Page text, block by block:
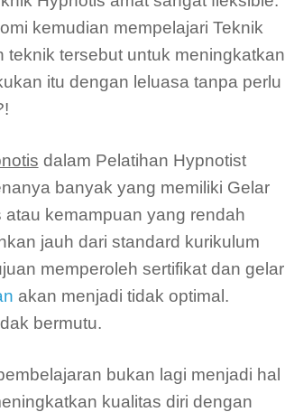
kemudian mempelajari Teknik
tersebut untuk meningkatkan
itu dengan leluasa tanpa perlu
dalam Pelatihan Hypnotist
banyak yang memiliki Gelar
kemampuan yang rendah
jauh dari standard kurikulum
memperoleh sertifikat dan gelar
akan menjadi tidak optimal.
bermutu.
bukan lagi menjadi hal
kualitas diri dengan